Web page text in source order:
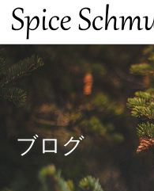
ブログ